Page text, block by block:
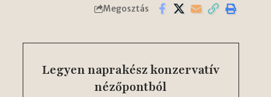
Megosztás
Legyen naprakész konzervatív
nézőpontból